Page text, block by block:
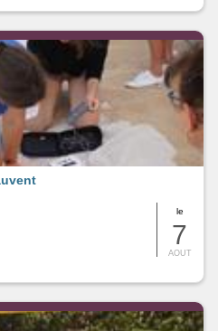
le
7
AOUT